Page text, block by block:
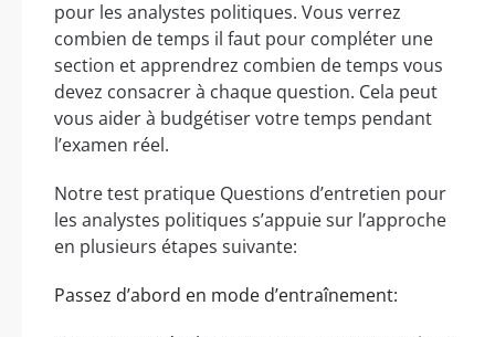
pour les analystes politiques. Vous verrez
combien de temps il faut pour compléter une
section et apprendrez combien de temps vous
devez consacrer à chaque question. Cela peut
vous aider à budgétiser votre temps pendant
l’examen réel.
Notre test pratique Questions d’entretien pour
les analystes politiques s’appuie sur l’approche
en plusieurs étapes suivante:
Passez d’abord en mode d’entraînement: